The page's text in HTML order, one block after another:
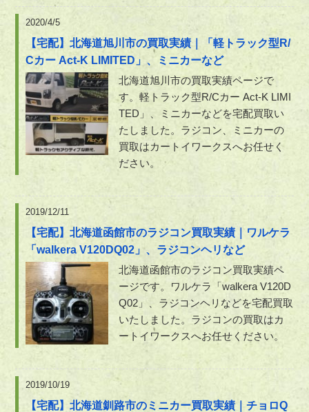
2020/4/5
【宅配】北海道旭川市の買取実績｜「軽トラック型R/
Cカー Act-K LIMITED」、ミニカーなど
北海道旭川市の買取実績ページで
す。軽トラック型R/Cカー Act-K LIMI
TED」、ミニカーなどを宅配買取い
たしました。ラジコン、ミニカーの
買取はカートイワークスへお任せく
ださい。
2019/12/11
【宅配】北海道函館市のラジコン買取実績｜ワルケラ
「walkera V120DQ02」、ラジコンヘリなど
北海道函館市のラジコン買取実績ペ
ージです。ワルケラ「walkera V120D
Q02」、ラジコンヘリなどを宅配買取
いたしました。ラジコンの買取はカ
ートイワークスへお任せください。
2019/10/19
【宅配】北海道釧路市のミニカー買取実績｜チョロQ